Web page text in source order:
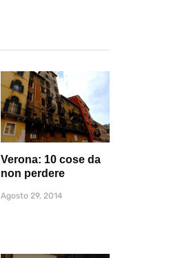
Verona: 10 cose da
non perdere
Agosto 29, 2014